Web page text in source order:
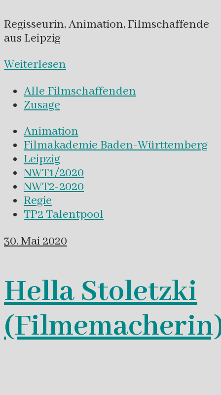
Regisseurin, Animation, Filmschaffende
aus Leipzig
Weiterlesen
Alle Filmschaffenden
Zusage
Animation
Filmakademie Baden-Württemberg
Leipzig
NWT1/2020
NWT2-2020
Regie
TP2 Talentpool
30. Mai 2020
Hella Stoletzki